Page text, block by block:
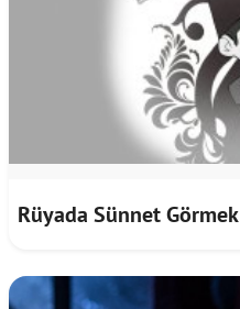
Rüyada Sünnet Görmek